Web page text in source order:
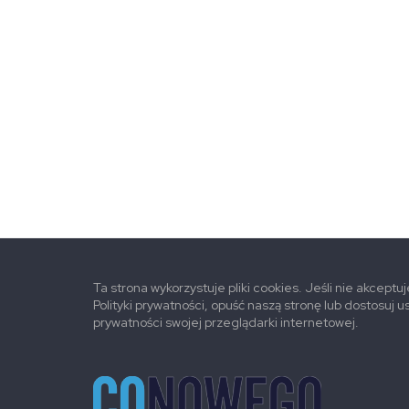
Ta strona wykorzystuje pliki cookies. Jeśli nie
Polityki prywatności, opuść naszą stronę lub dostosuj
prywatności swojej przeglądarki internetowej.